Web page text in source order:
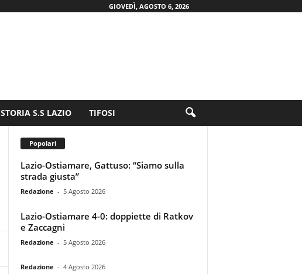
GIOVEDÌ, AGOSTO 6, 2026
STORIA S.S LAZIO TIFOSI
Popolari
Lazio-Ostiamare, Gattuso: “Siamo sulla
strada giusta”
Redazione - 5 Agosto 2026
Lazio-Ostiamare 4-0: doppiette di Ratkov
e Zaccagni
Redazione - 5 Agosto 2026
Redazione - 4 Agosto 2026